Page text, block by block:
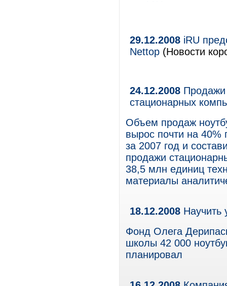
29.12.2008 iRU
Nettop (Новости
24.12.2008 Продажи
стационарных
Объем продаж
вырос почти на 40%
за 2007 год и
продажи
38,5 млн единиц
материалы
18.12.2008 Научить
Фонд Олега
школы 42 000
планировал